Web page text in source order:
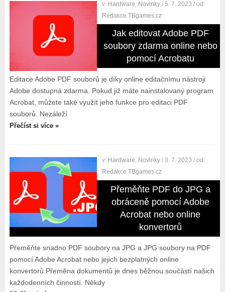
v: Hardware, Novinky / 5. 7. 2023 / od:
Redakce TBgames.cz
Jak editovat Adobe PDF
soubory zdarma online nebo
pomocí Acrobatu
Editace Adobe PDF souborů je díky online editačnímu nástroji
Adobe dostupná zdarma. Pokud již máte nainstalovaný program
Acrobat, můžete také využít jeho funkce pro editaci PDF
souborů. Nezáleží
Přečíst si více »
v: Hardware, Novinky / 3. 7. 2023 / od:
Redakce TBgames.cz
Přeměňte PDF do JPG a
obráceně pomocí Adobe
Acrobat nebo online
konvertorů
Přeměňte snadno PDF soubory na JPG a JPG soubory na PDF
pomocí Adobe Acrobat nebo jejich bezplatných online
konvertorů.Přeměna dokumentů je dnes běžnou součástí našich
každodenních činností. Někdy